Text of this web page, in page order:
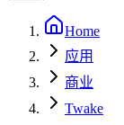
Home
应用
商业
Twake